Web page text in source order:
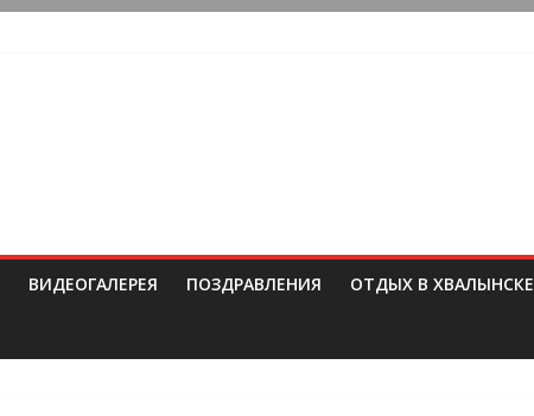
ВИДЕОГАЛЕРЕЯ ПОЗДРАВЛЕНИЯ ОТДЫХ В ХВАЛЫНСКЕ